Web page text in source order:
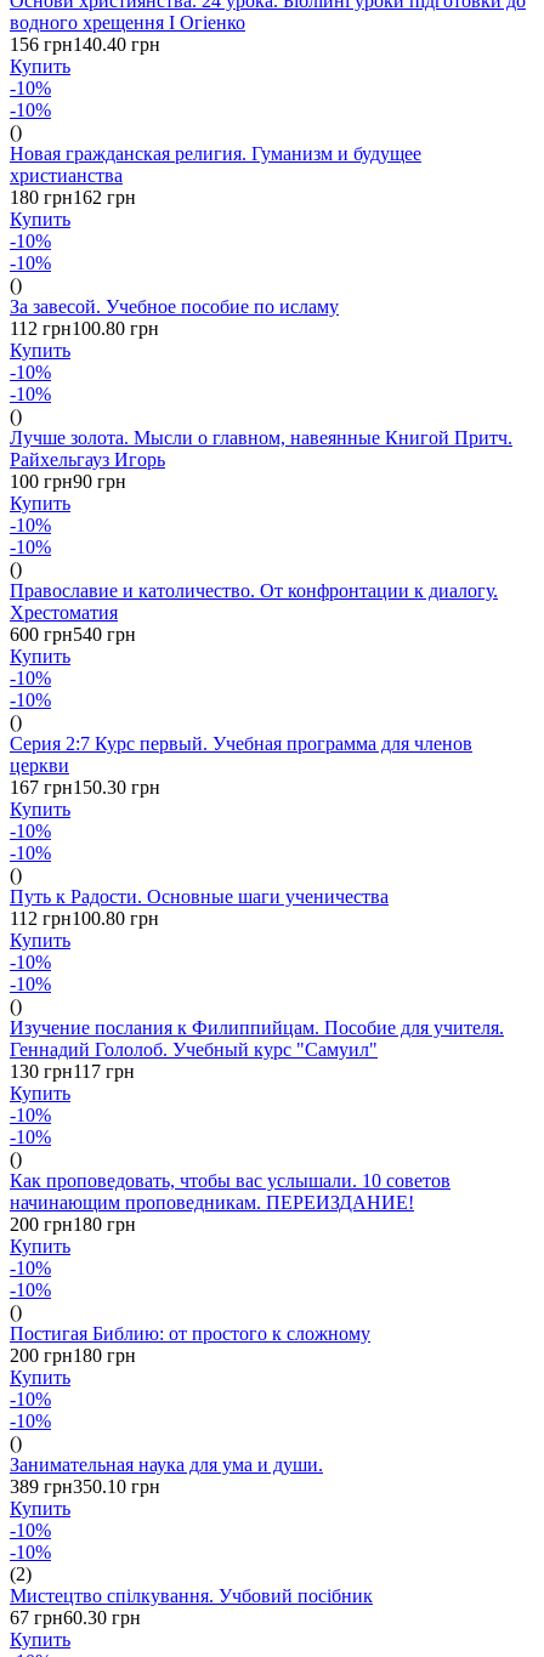
водного хрещення І Огіенко
156 грн140.40 грн
Купить
-10%
-10%
()
Новая гражданская религия. Гуманизм и будущее
христианства
180 грн162 грн
Купить
-10%
-10%
()
За завесой. Учебное пособие по исламу
112 грн100.80 грн
Купить
-10%
-10%
()
Лучше золота. Мысли о главном, навеянные Книгой Притч.
Райхельгауз Игорь
100 грн90 грн
Купить
-10%
-10%
()
Православие и католичество. От конфронтации к диалогу.
Хрестоматия
600 грн540 грн
Купить
-10%
-10%
()
Серия 2:7 Курс первый. Учебная программа для членов
церкви
167 грн150.30 грн
Купить
-10%
-10%
()
Путь к Радости. Основные шаги ученичества
112 грн100.80 грн
Купить
-10%
-10%
()
Изучение послания к Филиппийцам. Пособие для учителя.
Геннадий Гололоб. Учебный курс "Самуил"
130 грн117 грн
Купить
-10%
-10%
()
Как проповедовать, чтобы вас услышали. 10 советов
начинающим проповедникам. ПЕРЕИЗДАНИЕ!
200 грн180 грн
Купить
-10%
-10%
()
Постигая Библию: от простого к сложному
200 грн180 грн
Купить
-10%
-10%
()
Занимательная наука для ума и души.
389 грн350.10 грн
Купить
-10%
-10%
(2)
Мистецтво спілкування. Учбовий посібник
67 грн60.30 грн
Купить